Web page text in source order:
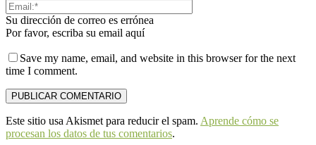
Su dirección de correo es errónea
Por favor, escriba su email aquí
Save my name, email, and website in this browser for the next
time I comment.
Este sitio usa Akismet para reducir el spam. Aprende cómo se
procesan los datos de tus comentarios.